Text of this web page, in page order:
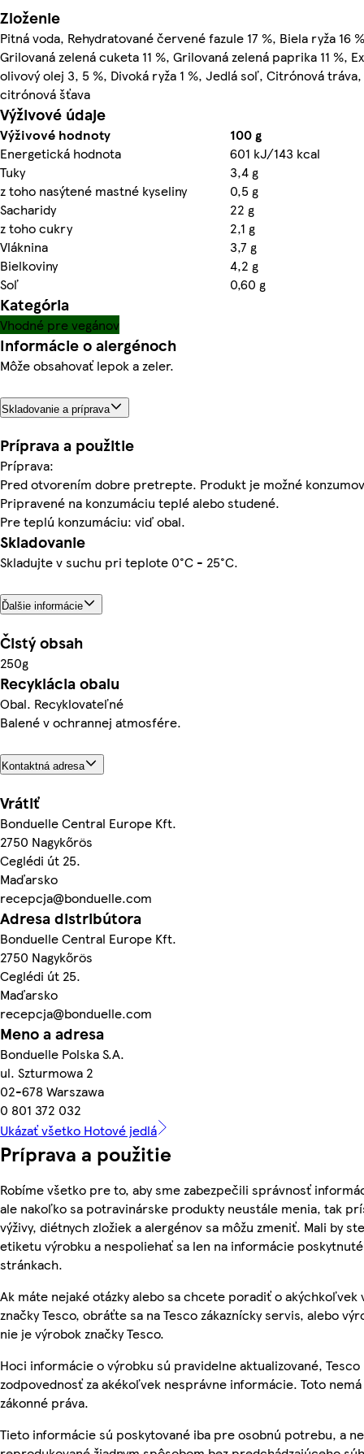
Zloženie
Pitná voda, Rehydratované červené fazule 17 %, Biela ryža 16
Grilovaná zelená cuketa 11 %, Grilovaná zelená paprika 11 %,
olivový olej 3, 5 %, Divoká ryža 1 %, Jedlá soľ, Citrónová
citrónová šťava
Výživové údaje
Výživové hodnoty
100 g
Energetická hodnota
601 kJ/143 kcal
Tuky
3,4 g
z toho nasýtené mastné kyseliny
0,5 g
Sacharidy
22 g
z toho cukry
2,1 g
Vláknina
3,7 g
Bielkoviny
4,2 g
Soľ
0,60 g
Kategória
Vhodné pre vegánov
Informácie o alergénoch
Môže obsahovať lepok a zeler.
Skladovanie a príprava
Príprava a použitie
Príprava:
Pred otvorením dobre pretrepte. Produkt je možné
Pripravené na konzumáciu teplé alebo studené.
Pre teplú konzumáciu: viď obal.
Skladovanie
Skladujte v suchu pri teplote 0°C - 25°C.
Ďalšie informácie
Čistý obsah
250g
Recyklácia obalu
Obal. Recyklovateľné
Balené v ochrannej atmosfére.
Kontaktná adresa
Vrátiť
Bonduelle Central Europe Kft.
2750 Nagykőrös
Ceglédi út 25.
Maďarsko
recepcja@bonduelle.com
Adresa distribútora
Bonduelle Central Europe Kft.
2750 Nagykőrös
Ceglédi út 25.
Maďarsko
recepcja@bonduelle.com
Meno a adresa
Bonduelle Polska S.A.
ul. Szturmowa 2
02-678 Warszawa
0 801 372 032
Ukázať všetko Hotové jedlá
Príprava a použitie
Robíme všetko pre to, aby sme zabezpečili správnosť
ale nakoľko sa potravinárske produkty neustále menia, tak
výživy, diétnych zložiek a alergénov sa môžu zmeniť. Mali by
etiketu výrobku a nespoliehať sa len na informácie
stránkach.
Ak máte nejaké otázky alebo sa chcete poradiť o akýchkoľvek
značky Tesco, obráťte sa na Tesco zákaznícky servis, alebo
nie je výrobok značky Tesco.
Hoci informácie o výrobku sú pravidelne aktualizované, Tesco
zodpovednosť za akékoľvek nesprávne informácie. Toto nemá
zákonné práva.
Tieto informácie sú poskytované iba pre osobnú potrebu, a